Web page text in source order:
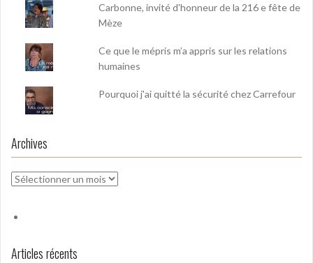
Carbonne, invité d'honneur de la 216 e fête de
Mèze
Ce que le mépris m’a appris sur les relations
humaines
Pourquoi j'ai quitté la sécurité chez Carrefour
Archives
Archives
Articles récents